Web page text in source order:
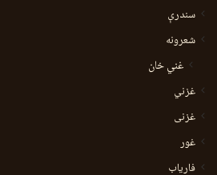
سندرې
شعرونه
غني خان
غزني
غزنی
غور
فاریاب